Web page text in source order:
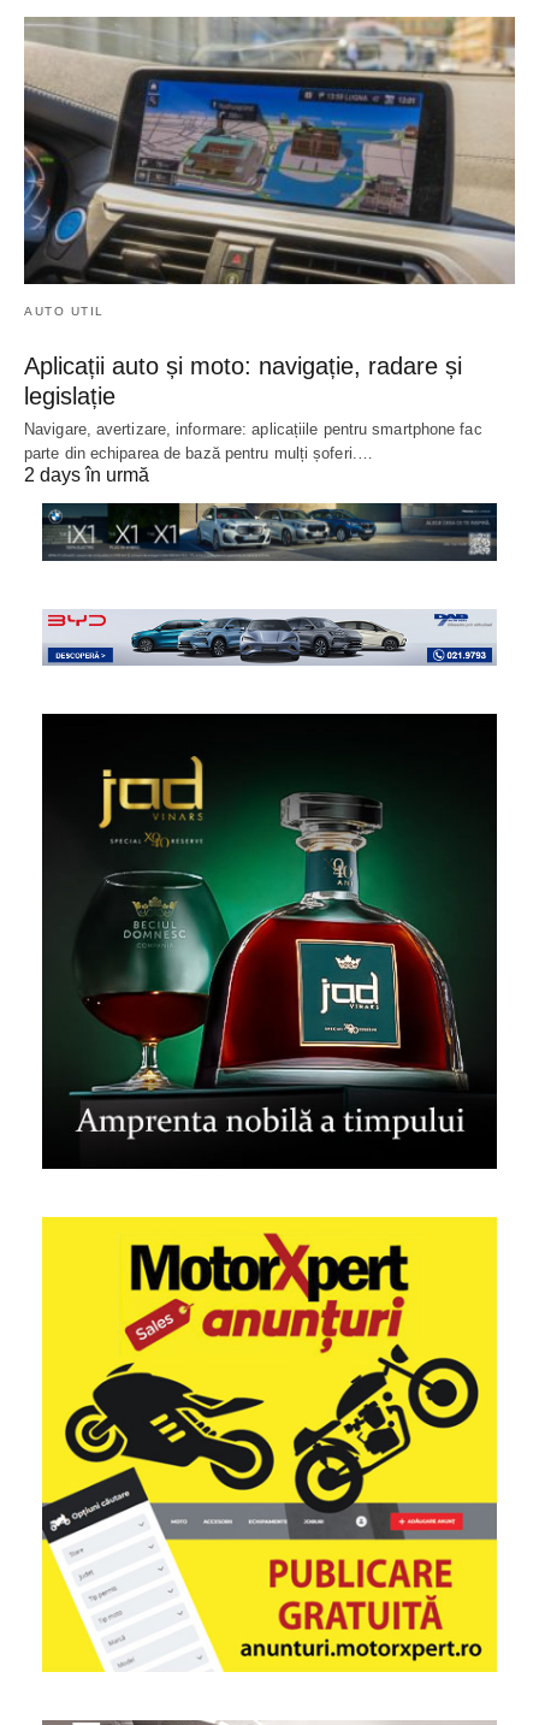
AUTO UTIL
Aplicații auto și moto: navigație, radare și
legislație
Navigare, avertizare, informare: aplicațiile pentru smartphone fac
parte din echiparea de bază pentru mulți șoferi.…
2 days în urmă